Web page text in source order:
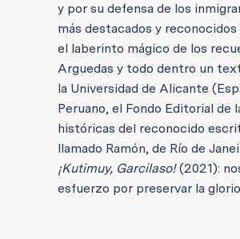
y por su defensa de los
más destacados y
el laberinto mágico de los
Arguedas y todo dentro un
la Universidad de Alicante
Peruano, el Fondo Editorial de
históricas del reconocido
llamado Ramón, de Río de
¡Kutimuy, Garcilaso!(2021):
esfuerzo por preservar la